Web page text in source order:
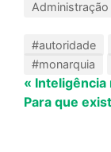
Administração
#autoridade
#monarquia
«
Para que